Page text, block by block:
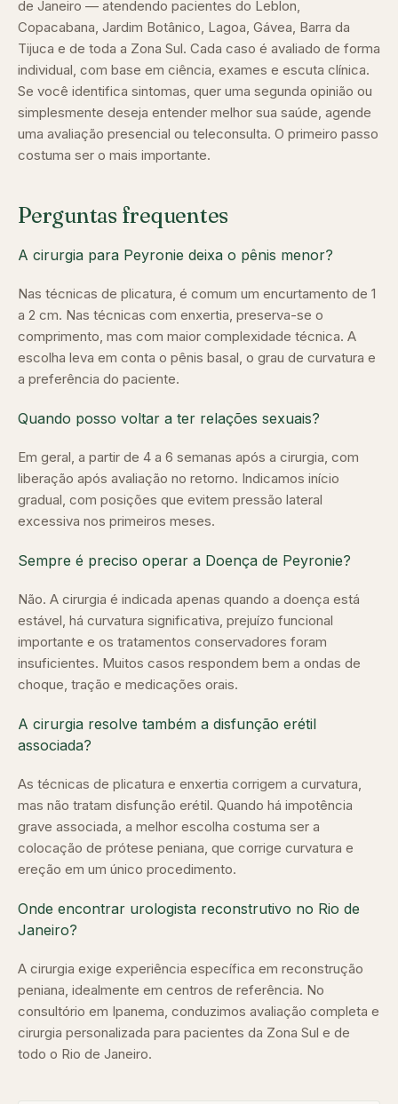
de Janeiro — atendendo pacientes do Leblon,
Copacabana, Jardim Botânico, Lagoa, Gávea, Barra da
Tijuca e de toda a Zona Sul. Cada caso é avaliado de forma
individual, com base em ciência, exames e escuta clínica.
Se você identifica sintomas, quer uma segunda opinião ou
simplesmente deseja entender melhor sua saúde, agende
uma avaliação presencial ou teleconsulta. O primeiro passo
costuma ser o mais importante.
Perguntas frequentes
A cirurgia para Peyronie deixa o pênis menor?
Nas técnicas de plicatura, é comum um encurtamento de 1
a 2 cm. Nas técnicas com enxertia, preserva-se o
comprimento, mas com maior complexidade técnica. A
escolha leva em conta o pênis basal, o grau de curvatura e
a preferência do paciente.
Quando posso voltar a ter relações sexuais?
Em geral, a partir de 4 a 6 semanas após a cirurgia, com
liberação após avaliação no retorno. Indicamos início
gradual, com posições que evitem pressão lateral
excessiva nos primeiros meses.
Sempre é preciso operar a Doença de Peyronie?
Não. A cirurgia é indicada apenas quando a doença está
estável, há curvatura significativa, prejuízo funcional
importante e os tratamentos conservadores foram
insuficientes. Muitos casos respondem bem a ondas de
choque, tração e medicações orais.
A cirurgia resolve também a disfunção erétil
associada?
As técnicas de plicatura e enxertia corrigem a curvatura,
mas não tratam disfunção erétil. Quando há impotência
grave associada, a melhor escolha costuma ser a
colocação de prótese peniana, que corrige curvatura e
ereção em um único procedimento.
Onde encontrar urologista reconstrutivo no Rio de
Janeiro?
A cirurgia exige experiência específica em reconstrução
peniana, idealmente em centros de referência. No
consultório em Ipanema, conduzimos avaliação completa e
cirurgia personalizada para pacientes da Zona Sul e de
todo o Rio de Janeiro.